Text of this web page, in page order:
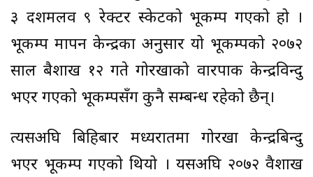
३ दशमलव ९ रेक्टर स्केटको भूकम्प गएको हो ।
भूकम्प मापन केन्द्रका अनुसार यो भूकम्पको २०७२
साल बैशाख १२ गते गोरखाको वारपाक केन्द्रविन्दु
भएर गएको भूकम्पसँग कुनै सम्बन्ध रहेको छैन्।
त्यसअघि बिहिबार मध्यरातमा गोरखा केन्द्रबिन्दु
भएर भूकम्प गएको थियो । यसअघि २०७२ वैशाख